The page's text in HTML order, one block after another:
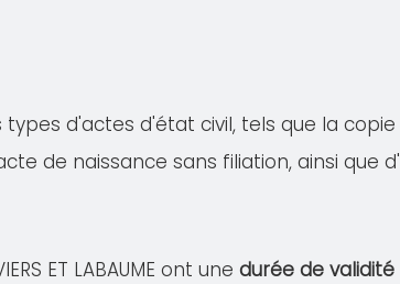
types d'actes d'état civil, tels que la copie
de naissance sans filiation, ainsi que
ET LABAUME ont une durée de